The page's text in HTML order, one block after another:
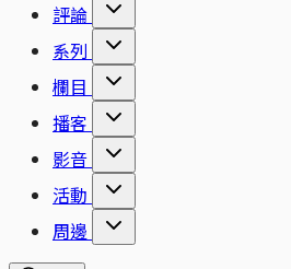
評論
系列
欄目
播客
影音
活動
周邊